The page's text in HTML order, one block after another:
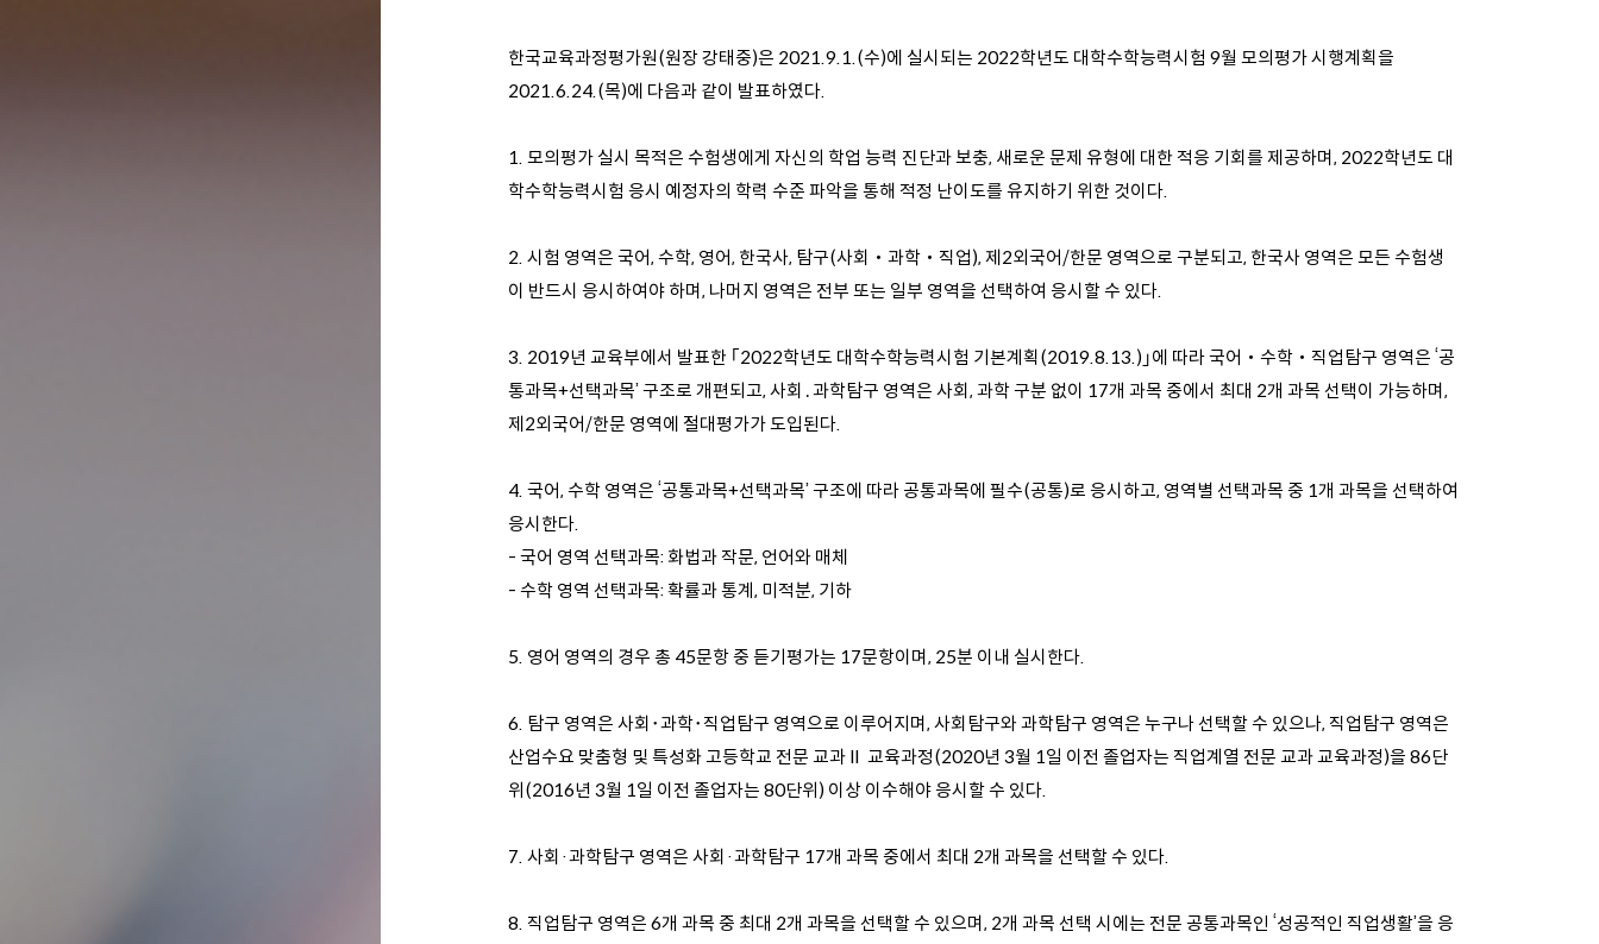
한국교육과정평가원(원장 강태중)은 2021.9.1.(수)에 실시되는 2022학년도 대학수학능력시험 9월 모의평가 시행계획을
2021.6.24.(목)에 다음과 같이 발표하였다.
1. 모의평가 실시 목적은 수험생에게 자신의 학업 능력 진단과 보충, 새로운 문제 유형에 대한 적응 기회를 제공하며, 2022학년도 대
학수학능력시험 응시 예정자의 학력 수준 파악을 통해 적정 난이도를 유지하기 위한 것이다.
2. 시험 영역은 국어, 수학, 영어, 한국사, 탐구(사회‧과학‧직업), 제2외국어/한문 영역으로 구분되고, 한국사 영역은 모든 수험생
이 반드시 응시하여야 하며, 나머지 영역은 전부 또는 일부 영역을 선택하여 응시할 수 있다.
3. 2019년 교육부에서 발표한 ｢2022학년도 대학수학능력시험 기본계획(2019.8.13.)｣에 따라 국어‧수학‧직업탐구 영역은 ‘공
통과목+선택과목’ 구조로 개편되고, 사회․과학탐구 영역은 사회, 과학 구분 없이 17개 과목 중에서 최대 2개 과목 선택이 가능하며,
제2외국어/한문 영역에 절대평가가 도입된다.
4. 국어, 수학 영역은 ‘공통과목+선택과목’ 구조에 따라 공통과목에 필수(공통)로 응시하고, 영역별 선택과목 중 1개 과목을 선택하여
응시한다.
- 국어 영역 선택과목: 화법과 작문, 언어와 매체
- 수학 영역 선택과목: 확률과 통계, 미적분, 기하
5. 영어 영역의 경우 총 45문항 중 듣기평가는 17문항이며, 25분 이내 실시한다.
6. 탐구 영역은 사회･과학･직업탐구 영역으로 이루어지며, 사회탐구와 과학탐구 영역은 누구나 선택할 수 있으나, 직업탐구 영역은
산업수요 맞춤형 및 특성화 고등학교 전문 교과Ⅱ 교육과정(2020년 3월 1일 이전 졸업자는 직업계열 전문 교과 교육과정)을 86단
위(2016년 3월 1일 이전 졸업자는 80단위) 이상 이수해야 응시할 수 있다.
7. 사회·과학탐구 영역은 사회·과학탐구 17개 과목 중에서 최대 2개 과목을 선택할 수 있다.
8. 직업탐구 영역은 6개 과목 중 최대 2개 과목을 선택할 수 있으며, 2개 과목 선택 시에는 전문 공통과목인 ‘성공적인 직업생활’을 응